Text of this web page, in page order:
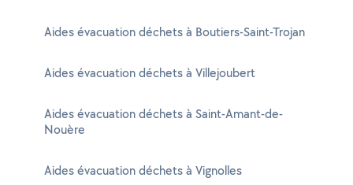
Aides évacuation déchets à Boutiers-Saint-Trojan
Aides évacuation déchets à Villejoubert
Aides évacuation déchets à Saint-Amant-de-
Nouère
Aides évacuation déchets à Vignolles